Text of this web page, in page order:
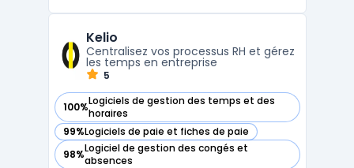
font face à la multiplication des outils et à
une visibilité limitée s ...
Kelio
Centralisez vos processus RH et gérez
les temps en entreprise
5
100%Logiciels de gestion des temps et des
horaires
— voir Kelio dans cette catégorie
99%Logiciels de paie et fiches de paie
— voir Kelio dans cette catégorie
98%Logiciel de gestion des congés et
absences
— voir Kelio dans cette catégorie